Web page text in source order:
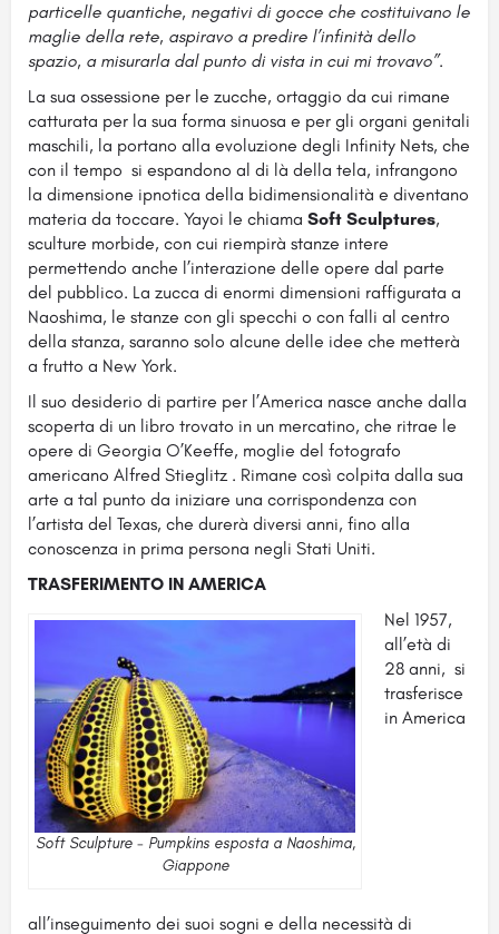
particelle quantiche, negativi di gocce che costituivano le
maglie della rete, aspiravo a predire l’infinità dello
spazio, a misurarla dal punto di vista in cui mi trovavo”.
La sua ossessione per le zucche, ortaggio da cui rimane
catturata per la sua forma sinuosa e per gli organi genitali
maschili, la portano alla evoluzione degli Infinity Nets, che
con il tempo si espandono al di là della tela, infrangono
la dimensione ipnotica della bidimensionalità e diventano
materia da toccare. Yayoi le chiama Soft Sculptures,
sculture morbide, con cui riempirà stanze intere
permettendo anche l’interazione delle opere dal parte
del pubblico. La zucca di enormi dimensioni raffigurata a
Naoshima, le stanze con gli specchi o con falli al centro
della stanza, saranno solo alcune delle idee che metterà
a frutto a New York.
Il suo desiderio di partire per l’America nasce anche dalla
scoperta di un libro trovato in un mercatino, che ritrae le
opere di Georgia O’Keeffe, moglie del fotografo
americano Alfred Stieglitz . Rimane così colpita dalla sua
arte a tal punto da iniziare una corrispondenza con
l’artista del Texas, che durerà diversi anni, fino alla
conoscenza in prima persona negli Stati Uniti.
TRASFERIMENTO IN AMERICA
Soft Sculpture - Pumpkins esposta a Naoshima,
Giappone
Nel 1957,
all’età di
28 anni, si
trasferisce
in America
all’inseguimento dei suoi sogni e della necessità di